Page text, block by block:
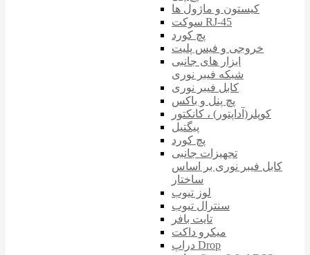
کیستون و ماژول ها
سوکت RJ-45
پچ کورد
خروجی و فیس پلیت
ابزار های جانبی
شبکه فیبر نوری
کابل فیبر نوری
پچ پنل و باکس
کوپلر(آداپتور) ، کانکتور
پیگتیل
پچ کورد
تجهیزات جانبی
کابل فیبر نوری بر اساس
ساختار
لوز تیوب
سنترال تیوب
تایت بافر
میکرو داکت
دراپ Drop